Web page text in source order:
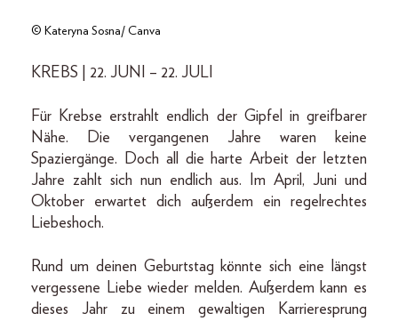
© Kateryna Sosna/ Canva
KREBS | 22. JUNI – 22. JULI
Für Krebse erstrahlt endlich der Gipfel in greifbarer
Nähe. Die vergangenen Jahre waren keine
Spaziergänge. Doch all die harte Arbeit der letzten
Jahre zahlt sich nun endlich aus. Im April, Juni und
Oktober erwartet dich außerdem ein regelrechtes
Liebeshoch.
Rund um deinen Geburtstag könnte sich eine längst
vergessene Liebe wieder melden. Außerdem kann es
dieses Jahr zu einem gewaltigen Karrieresprung